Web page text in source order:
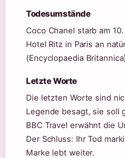
Todesumstände
Coco Chanel starb am
Hotel Ritz in Paris an
(Encyclopaedia
Letzte Worte
Die letzten Worte sind
Legende besagt, sie soll
BBC Travel erwähnt die
Der Schluss: Ihr Tod
Marke lebt weiter.